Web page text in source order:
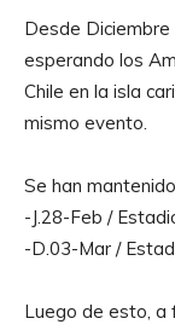
Desde
esperando los
Chile en la isla
mismo evento.
Se han
-J.28-Feb /
-D.03-Mar /
Luego de esto, a